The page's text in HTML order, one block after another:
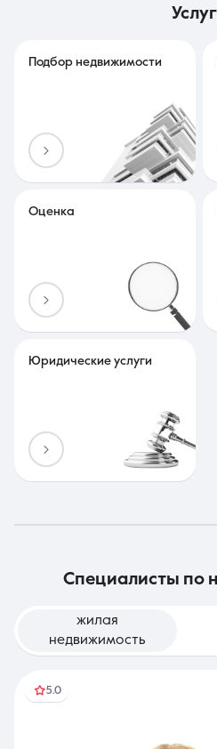
Подбор недвижимости
Оценка
Юридические услуги
специалисты по
жилая
недвижимость
5.0